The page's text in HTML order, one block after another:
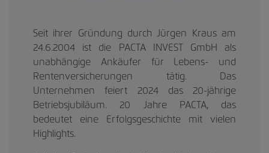
Seit ihrer Gründung durch Jürgen Kraus am
24.6.2004 ist die PACTA INVEST GmbH als
unabhängige Ankäufer für Lebens- und
Rentenversicherungen tätig. Das
Unternehmen feiert 2024 das 20-jährige
Betriebsjubiläum. 20 Jahre PACTA, das
bedeutet eine Erfolgsgeschichte mit vielen
Highlights.